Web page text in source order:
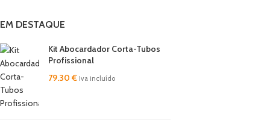
EM DESTAQUE
Kit Abocardador Corta-Tubos
Profissional
79.30€ Iva incluído